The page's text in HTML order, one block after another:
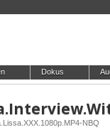
Dokus
NBQ